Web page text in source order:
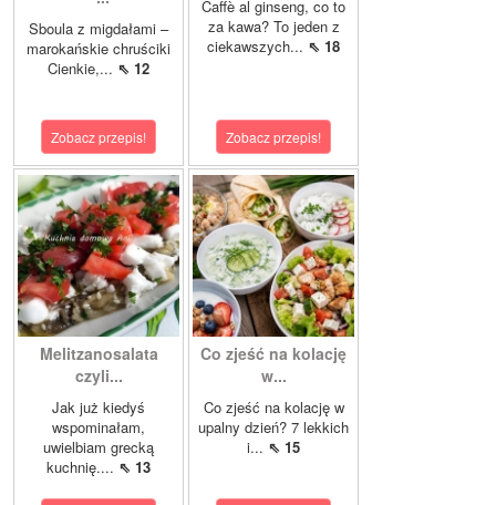
Sboula z migdałami –
marokańskie chruściki
Cienkie,... ⇖ 12
Zobacz przepis!
Caffè al ginseng, co to
za kawa? To jeden z
ciekawszych... ⇖ 18
Zobacz przepis!
Melitzanosalata
czyli...
Jak już kiedyś
wspominałam,
uwielbiam grecką
kuchnię.... ⇖ 13
Co zjeść na kolację
w...
Co zjeść na kolację w
upalny dzień? 7 lekkich
i... ⇖ 15